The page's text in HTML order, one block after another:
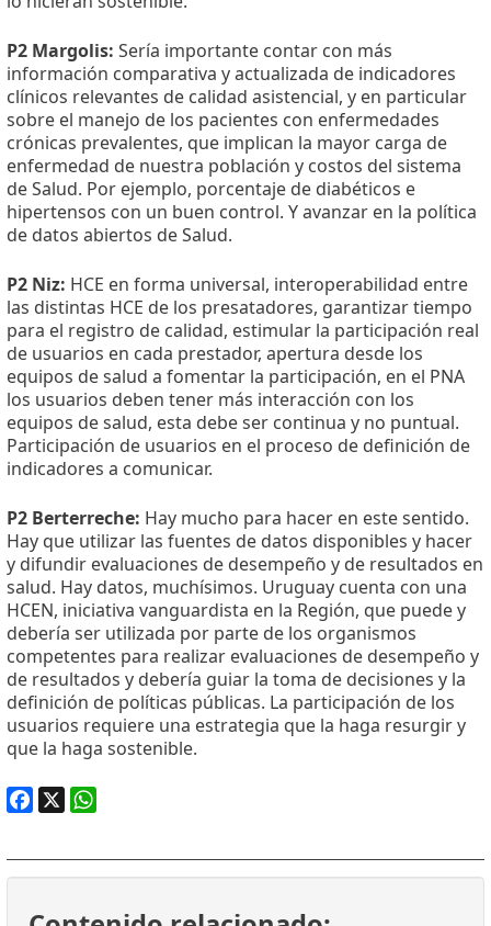
P2 Margolis: Sería importante contar con más
información comparativa y actualizada de indicadores
clínicos relevantes de calidad asistencial, y en particular
sobre el manejo de los pacientes con enfermedades
crónicas prevalentes, que implican la mayor carga de
enfermedad de nuestra población y costos del sistema
de Salud. Por ejemplo, porcentaje de diabéticos e
hipertensos con un buen control. Y avanzar en la política
de datos abiertos de Salud.
P2 Niz: HCE en forma universal, interoperabilidad entre
las distintas HCE de los presatadores, garantizar tiempo
para el registro de calidad, estimular la participación real
de usuarios en cada prestador, apertura desde los
equipos de salud a fomentar la participación, en el PNA
los usuarios deben tener más interacción con los
equipos de salud, esta debe ser continua y no puntual.
Participación de usuarios en el proceso de definición de
indicadores a comunicar.
P2 Berterreche: Hay mucho para hacer en este sentido.
Hay que utilizar las fuentes de datos disponibles y hacer
y difundir evaluaciones de desempeño y de resultados en
salud. Hay datos, muchísimos. Uruguay cuenta con una
HCEN, iniciativa vanguardista en la Región, que puede y
debería ser utilizada por parte de los organismos
competentes para realizar evaluaciones de desempeño y
de resultados y debería guiar la toma de decisiones y la
definición de políticas públicas. La participación de los
usuarios requiere una estrategia que la haga resurgir y
que la haga sostenible.